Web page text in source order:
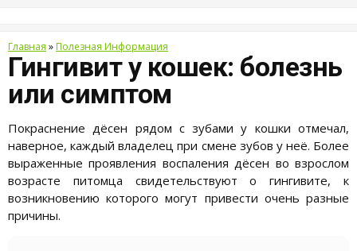
Главная »Полезная Информация
Гингивит у кошек: болезнь
или симптом
Покраснение дёсен рядом с зубами у кошки отмечал,
наверное, каждый владелец при смене зубов у неё. Более
выраженные проявления воспаления дёсен во взрослом
возрасте питомца свидетельствуют о гингивите, к
возникновению которого могут привести очень разные
причины.